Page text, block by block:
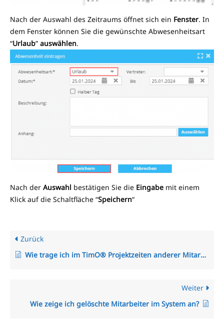
Nach der Auswahl des Zeitraums öffnet sich ein Fenster. In
dem Fenster können Sie die gewünschte Abwesenheitsart
“Urlaub” auswählen.
Nach der Auswahl bestätigen Sie die Eingabe mit einem
Klick auf die Schaltfläche “Speichern“
Zurück
Wie trage ich im TimO® Projektzeiten anderer Mitarbeiter ein?
Weiter
Wie zeige ich gelöschte Mitarbeiter im System an?